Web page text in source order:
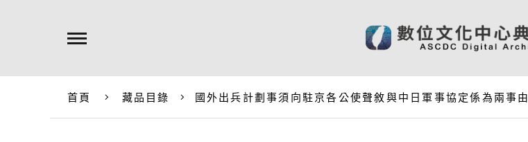
首頁 藏品目錄 國外出兵計劃事須向駐京各公使聲敘與中日軍事協定係為兩事由